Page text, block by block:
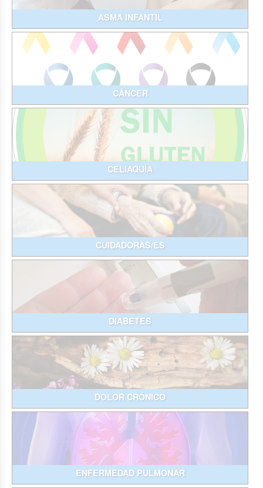
ASMA INFANTIL
CÁNCER
CELIAQUÍA
CUIDADORAS/ES
DIABETES
DOLOR CRÓNICO
ENFERMEDAD PULMONAR